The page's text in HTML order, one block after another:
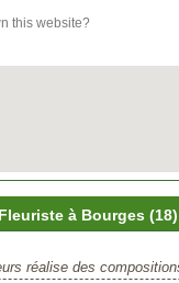
this website?
à Bourges (18)
réalise des